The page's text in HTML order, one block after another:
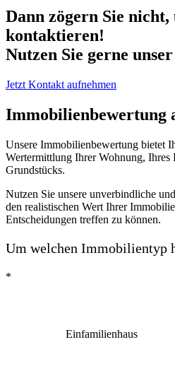
Dann zögern Sie nicht,
kontaktieren!
Nutzen Sie gerne
Jetzt Kontakt aufnehmen
Immobilienbewertung
Unsere Immobilienbewertung bietet
Wertermittlung Ihrer Wohnung, Ihres
Grundstücks.
Nutzen Sie unsere unverbindliche
den realistischen Wert Ihrer
Entscheidungen treffen zu können.
Um welchen Immobilientyp
*
Einfamilienhaus